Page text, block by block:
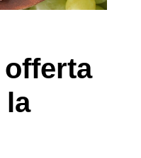
offerta
la